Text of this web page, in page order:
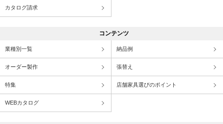
カタログ請求
コンテンツ
業種別一覧 納品例
オーダー製作 張替え
特集 店舗家具選びのポイント
WEBカタログ